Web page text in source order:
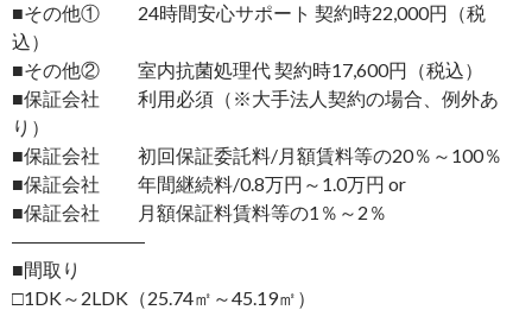
■その他① 24時間安心サポート 契約時22,000円（税
込）
■その他② 室内抗菌処理代 契約時17,600円（税込）
■保証会社 利用必須（※大手法人契約の場合、例外あ
り）
■保証会社 初回保証委託料/月額賃料等の20％～100％
■保証会社 年間継続料/0.8万円～1.0万円 or
■保証会社 月額保証料賃料等の1％～2％
―――――――
■間取り
□1DK～2LDK（25.74㎡～45.19㎡）